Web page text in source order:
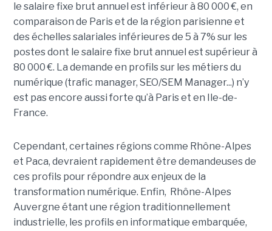
le salaire fixe brut annuel est inférieur à 80 000 €, en
comparaison de Paris et de la région parisienne et
des échelles salariales inférieures de 5 à 7% sur les
postes dont le salaire fixe brut annuel est supérieur à
80 000 €. La demande en profils sur les métiers du
numérique (trafic manager, SEO/SEM Manager...) n’y
est pas encore aussi forte qu’à Paris et en Ile-de-
France.
Cependant, certaines régions comme Rhône-Alpes
et Paca, devraient rapidement être demandeuses de
ces profils pour répondre aux enjeux de la
transformation numérique. Enfin, Rhône-Alpes
Auvergne étant une région traditionnellement
industrielle, les profils en informatique embarquée,